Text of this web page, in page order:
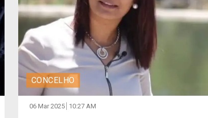
CONCELHO
06 Mar 2025 10:27 AM